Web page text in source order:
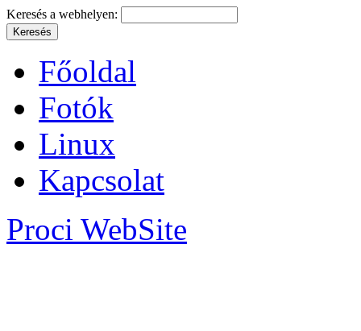
Keresés a webhelyen:
Főoldal
Fotók
Linux
Kapcsolat
Proci WebSite